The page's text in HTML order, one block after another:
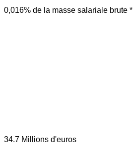
0,016% de la masse salariale brute *
34.7 Millions d'euros